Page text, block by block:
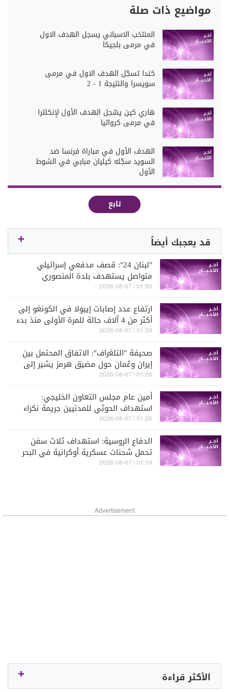
مواضيع ذات صلة
المنتخب الاسباني يسجل الهدف الاول
في مرمى بلجيكا
كندا تسجّل الهدف الاول في مرمى
سويسرا والنتيجة 1 - 2
هاري كين يسّجل الهدف الأول لإنكلترا
في مرمى كرواتيا
الهدف الأول في مباراة فرنسا ضد
السويد سجّله كيليان مبابي في الشوط
الأول
تابع
قد يعجبك أيضاً
"لبنان 24": قصف مدفعي إسرائيلي
متواصل يستهدف بلدة المنصوري
01:50 | 2026-08-07
ارتفاع عدد إصابات إيبولا في الكونغو إلى
أكثر من 4 آلاف حالة للمرة الأولى منذ بدء
تفشي الوباء (سكاي نيوز)
01:33 | 2026-08-07
صحيفة "التلغراف": الاتفاق المحتمل بين
إيران وعُمان حول مضيق هرمز يشير إلى
أن طهران خرجت من الصراع أكثر قوة من
01:26 | 2026-08-07
أمين عام مجلس التعاون الخليجي:
استهداف الحوثي للمدنيين جريمة نكراء
01:26 | 2026-08-07
الدفاع الروسية: استهداف ثلاث سفن
تحمل شحنات عسكرية أوكرانية في البحر
الأسود
01:16 | 2026-08-07
Advertisement
الأكثر قراءة